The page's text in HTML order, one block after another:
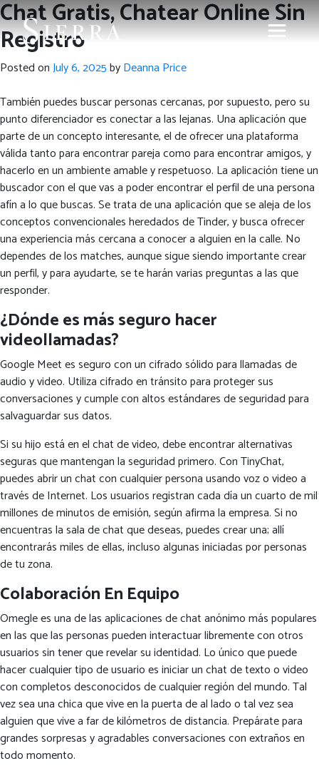
Chat Gratis, Chatear Online Sin
Registro
Posted onJuly 6, 2025byDeanna Price
También puedes buscar personas cercanas, por supuesto, pero su
punto diferenciador es conectar a las lejanas. Una aplicación que
parte de un concepto interesante, el de ofrecer una plataforma
válida tanto para encontrar pareja como para encontrar amigos, y
hacerlo en un ambiente amable y respetuoso. La aplicación tiene un
buscador con el que vas a poder encontrar el perfil de una persona
afín a lo que buscas. Se trata de una aplicación que se aleja de los
conceptos convencionales heredados de Tinder, y busca ofrecer
una experiencia más cercana a conocer a alguien en la calle. No
dependes de los matches, aunque sigue siendo importante crear
un perfil, y para ayudarte, se te harán varias preguntas a las que
responder.
¿Dónde es más seguro hacer
videollamadas?
Google Meet es seguro con un cifrado sólido para llamadas de
audio y video. Utiliza cifrado en tránsito para proteger sus
conversaciones y cumple con altos estándares de seguridad para
salvaguardar sus datos.
Si su hijo está en el chat de video, debe encontrar alternativas
seguras que mantengan la seguridad primero. Con TinyChat,
puedes abrir un chat con cualquier persona usando voz o video a
través de Internet. Los usuarios registran cada día un cuarto de mil
millones de minutos de emisión, según afirma la empresa. Si no
encuentras la sala de chat que deseas, puedes crear una; allí
encontrarás miles de ellas, incluso algunas iniciadas por personas
de tu zona.
Colaboración En Equipo
Omegle es una de las aplicaciones de chat anónimo más populares
en las que las personas pueden interactuar libremente con otros
usuarios sin tener que revelar su identidad. Lo único que puede
hacer cualquier tipo de usuario es iniciar un chat de texto o video
con completos desconocidos de cualquier región del mundo. Tal
vez sea una chica que vive en la puerta de al lado o tal vez sea
alguien que vive a far de kilómetros de distancia. Prepárate para
grandes sorpresas y agradables conversaciones con extraños en
todo momento.